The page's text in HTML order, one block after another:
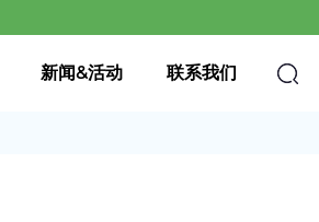
新闻&活动 联系我们